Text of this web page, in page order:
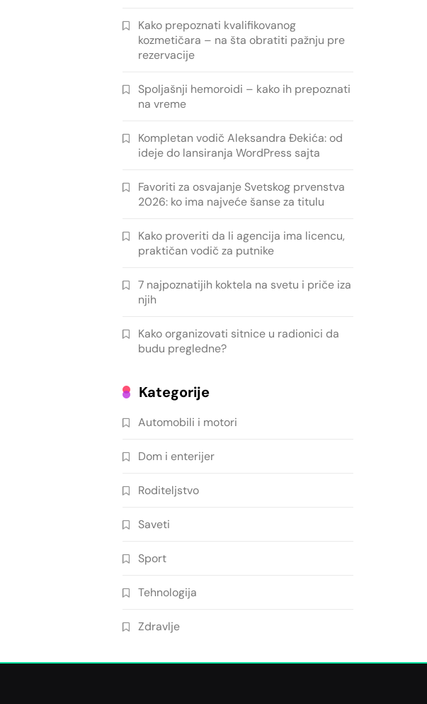
Kako prepoznati kvalifikovanog
kozmetičara – na šta obratiti pažnju pre
rezervacije
Spoljašnji hemoroidi – kako ih prepoznati
na vreme
Kompletan vodič Aleksandra Đekića: od
ideje do lansiranja WordPress sajta
Favoriti za osvajanje Svetskog prvenstva
2026: ko ima najveće šanse za titulu
Kako proveriti da li agencija ima licencu,
praktičan vodič za putnike
7 najpoznatijih koktela na svetu i priče iza
njih
Kako organizovati sitnice u radionici da
budu pregledne?
Kategorije
Automobili i motori
Dom i enterijer
Roditeljstvo
Saveti
Sport
Tehnologija
Zdravlje